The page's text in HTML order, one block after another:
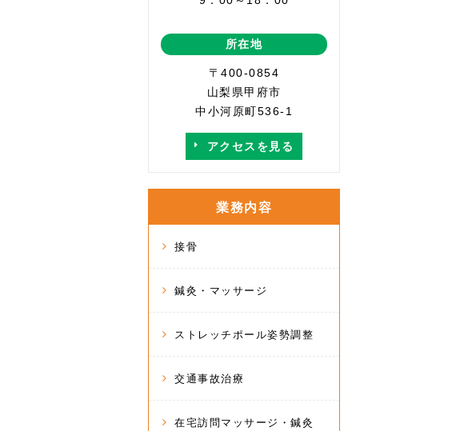
所在地
〒400-0854
山梨県甲府市
中小河原町536-1
アクセスを見る
業務内容
接骨
鍼灸・マッサージ
ストレッチポール姿勢調整
交通事故治療
在宅訪問マッサージ・鍼灸